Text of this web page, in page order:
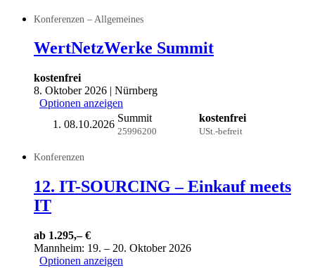
Konferenzen – Allgemeines
WertNetzWerke Summit
kostenfrei
8. Oktober 2026 | Nürnberg
Optionen anzeigen
08.10.2026
Summit
25996200
kostenfrei
USt.-befreit
Konferenzen
12. IT-SOURCING – Einkauf meets
IT
ab 1.295,– €
Mannheim: 19. – 20. Oktober 2026
Optionen anzeigen